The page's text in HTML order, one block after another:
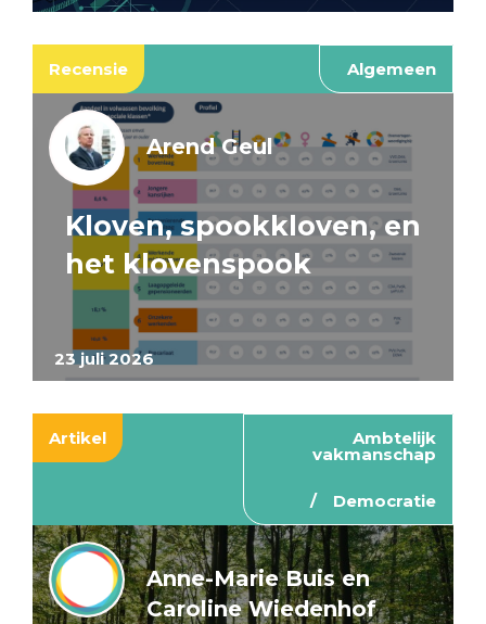
Recensie Algemeen
23 juli 2026
Arend Geul
Kloven, spookkloven, en
het klovenspook
Artikel Ambtelijk
vakmanschap
Democratie
Anne-Marie Buis en
Caroline Wiedenhof